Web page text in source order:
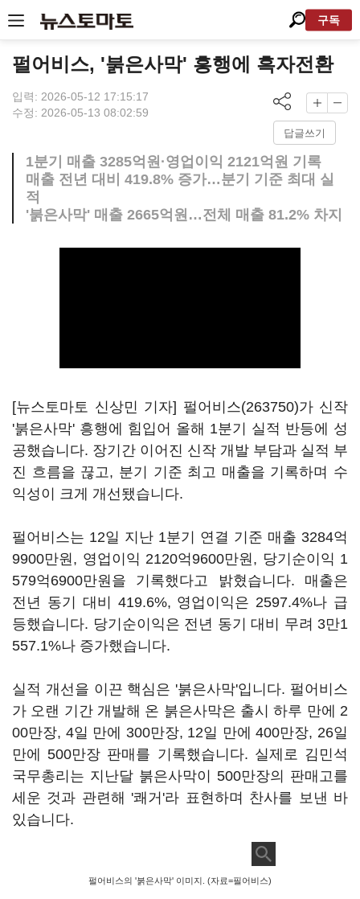
구독
펄어비스, '붉은사막' 흥행에 흑자전환
입력: 2026-05-12 17:15:17
수정: 2026-05-13 08:02:59
답글쓰기
1분기 매출 3285억원·영업이익 2121억원 기록
매출 전년 대비 419.8% 증가…분기 기준 최대 실
적
'붉은사막' 매출 2665억원…전체 매출 81.2% 차지
[뉴스토마토 신상민 기자] 펄어비스(263750)가 신작
'붉은사막' 흥행에 힘입어 올해 1분기 실적 반등에 성
공했습니다. 장기간 이어진 신작 개발 부담과 실적 부
진 흐름을 끊고, 분기 기준 최고 매출을 기록하며 수
익성이 크게 개선됐습니다.
펄어비스는 12일 지난 1분기 연결 기준 매출 3284억
9900만원, 영업이익 2120억9600만원, 당기순이익 1
579억6900만원을 기록했다고 밝혔습니다. 매출은
전년 동기 대비 419.6%, 영업이익은 2597.4%나 급
등했습니다. 당기순이익은 전년 동기 대비 무려 3만1
557.1%나 증가했습니다.
실적 개선을 이끈 핵심은 '붉은사막'입니다. 펄어비스
가 오랜 기간 개발해 온 붉은사막은 출시 하루 만에 2
00만장, 4일 만에 300만장, 12일 만에 400만장, 26일
만에 500만장 판매를 기록했습니다. 실제로 김민석
국무총리는 지난달 붉은사막이 500만장의 판매고를
세운 것과 관련해 '쾌거'라 표현하며 찬사를 보낸 바
있습니다.
펄어비스의 '붉은사막' 이미지. (자료=필어비스)